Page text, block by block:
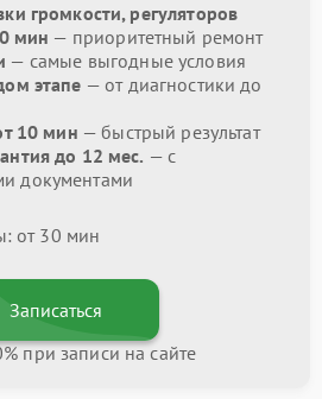
громкости, регуляторов
мин — приоритетный ремонт
— самые выгодные условия
этапе — от диагностики до
10 мин — быстрый результат
до 12 мес. — с
документами
от 30 мин
Записаться
при записи на сайте